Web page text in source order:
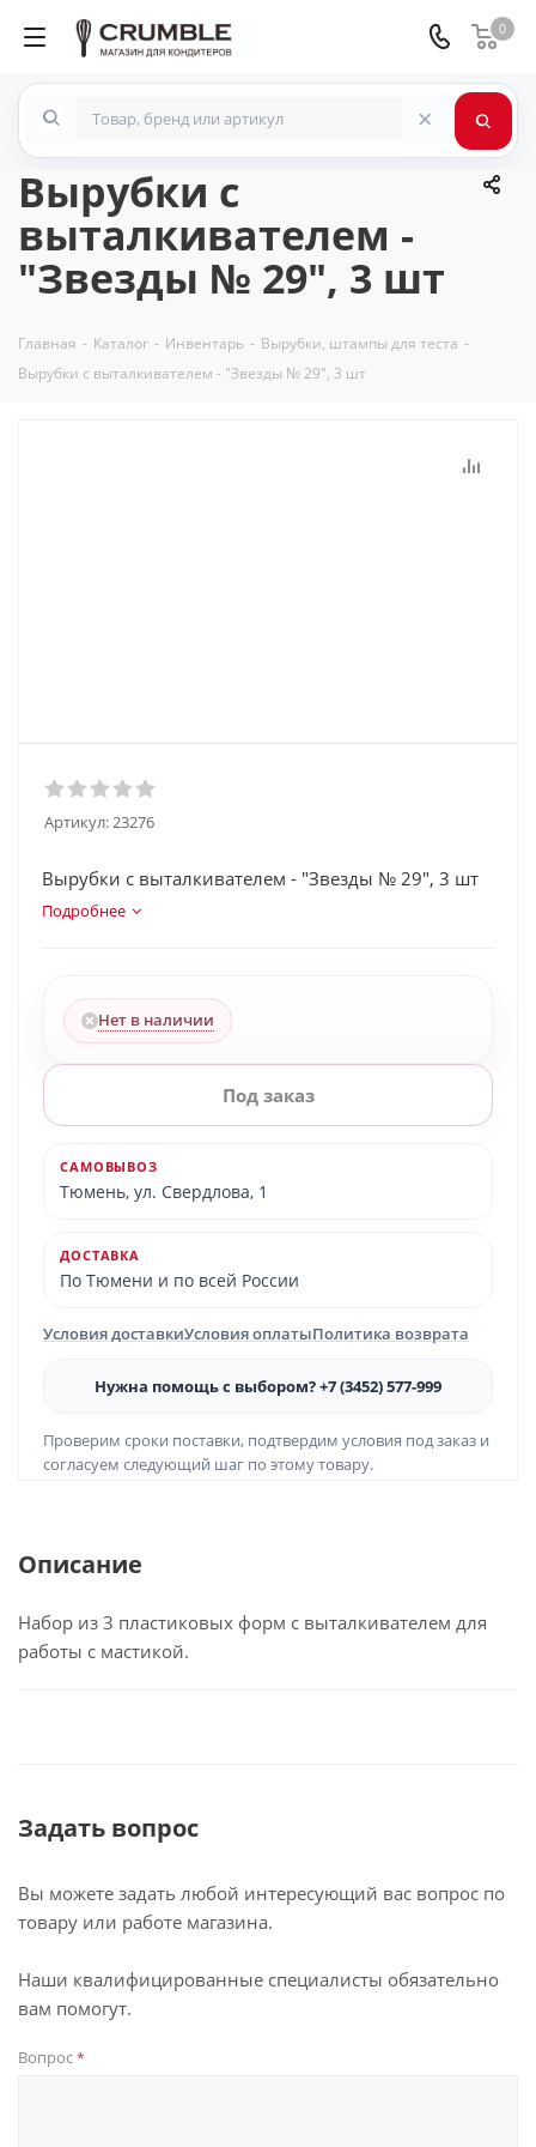
0
×
Вырубки с
выталкивателем -
"Звезды № 29", 3 шт
Главная - Каталог - Инвентарь - Вырубки, штампы для теста -
Вырубки с выталкивателем - "Звезды № 29", 3 шт
Артикул:23276
Вырубки с выталкивателем - "Звезды № 29", 3 шт
Подробнее
Нет в наличии
Под заказ
САМОВЫВОЗ
Тюмень, ул. Свердлова, 1
ДОСТАВКА
По Тюмени и по всей России
Условия доставкиУсловия оплатыПолитика возврата
Нужна помощь с выбором? +7 (3452) 577-999
Проверим сроки поставки, подтвердим условия под заказ и
согласуем следующий шаг по этому товару.
Описание
Набор из 3 пластиковых форм с выталкивателем для
работы с мастикой.
Задать вопрос
Вы можете задать любой интересующий вас вопрос по
товару или работе магазина.
Наши квалифицированные специалисты обязательно
вам помогут.
Вопрос*